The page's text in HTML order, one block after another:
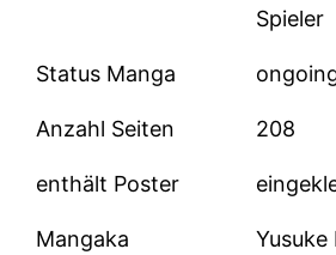
Spieler
Status Manga
Anzahl Seiten 208
enthält Poster
Mangaka Yusuke